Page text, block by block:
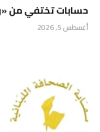
حسابات تختفي من
أغسطس 5, 2026